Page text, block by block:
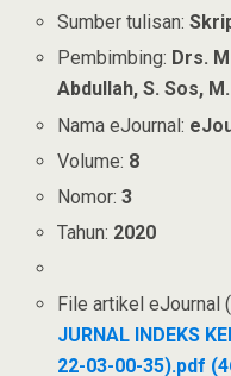
Sumber tulisan:
Pembimbing: Drs.
Abdullah, S. Sos,
Nama eJournal:
Volume: 8
Nomor:3
Tahun: 2020
File artikel eJournal
JURNAL INDEKS
22-03-00-35).pdf